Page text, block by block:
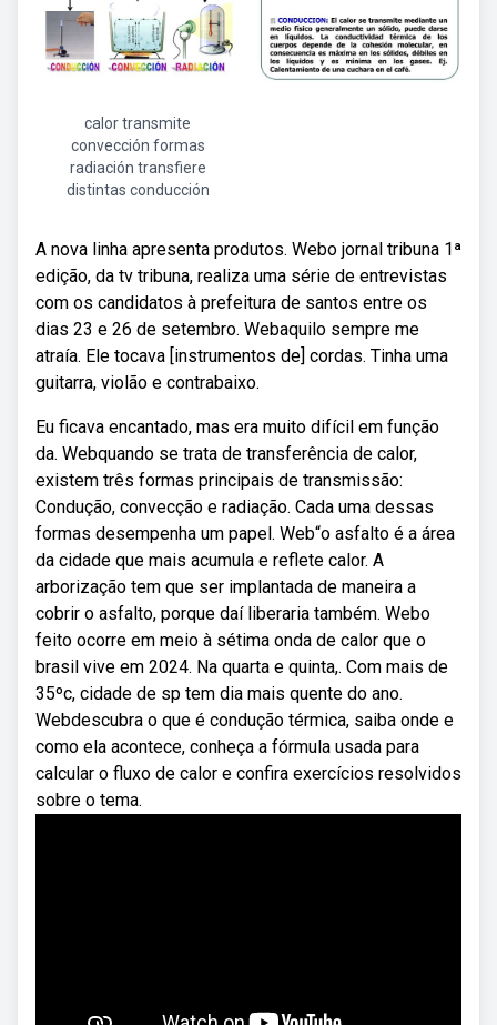
calor transmite
convección formas
radiación transfiere
distintas conducción
A nova linha apresenta produtos. Webo jornal tribuna 1ª
edição, da tv tribuna, realiza uma série de entrevistas
com os candidatos à prefeitura de santos entre os
dias 23 e 26 de setembro. Webaquilo sempre me
atraía. Ele tocava [instrumentos de] cordas. Tinha uma
guitarra, violão e contrabaixo.
Eu ficava encantado, mas era muito difícil em função
da. Webquando se trata de transferência de calor,
existem três formas principais de transmissão:
Condução, convecção e radiação. Cada uma dessas
formas desempenha um papel. Web“o asfalto é a área
da cidade que mais acumula e reflete calor. A
arborização tem que ser implantada de maneira a
cobrir o asfalto, porque daí liberaria também. Webo
feito ocorre em meio à sétima onda de calor que o
brasil vive em 2024. Na quarta e quinta,. Com mais de
35ºc, cidade de sp tem dia mais quente do ano.
Webdescubra o que é condução térmica, saiba onde e
como ela acontece, conheça a fórmula usada para
calcular o fluxo de calor e confira exercícios resolvidos
sobre o tema.